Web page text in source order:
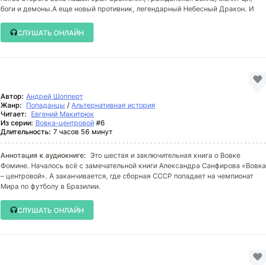
боги и демоны.А еще новый противник, легендарный Небесный Дракон. И
СЛУШАТЬ ОНЛАЙН
Автор: Андрей Шопперт
Жанр:
Попаданцы / Альтернативная история
Читает:
Евгений Макитрюк
Из серии: Вовка-центровой #6
Длительность: 7 часов 56 минут
Аннотация к аудиокниге:
Это шестая и заключительная книга о Вовке
Фомине. Началось всё с замечательной книги Александра Санфирова «Вовка
– центровой». А заканчивается, где сборная СССР попадает на чемпионат
Мира по футболу в Бразилии.
СЛУШАТЬ ОНЛАЙН